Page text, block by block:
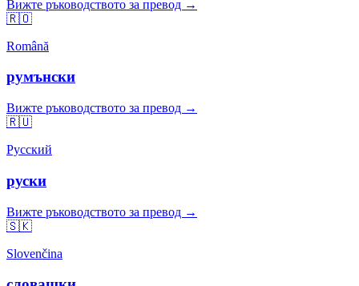
Вижте ръководството за превод →
🇷🇴
Română
румънски
Вижте ръководството за превод →
🇷🇺
Русский
руски
Вижте ръководството за превод →
🇸🇰
Slovenčina